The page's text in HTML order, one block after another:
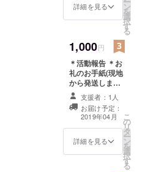
詳細を見る ン
を
選
択
す
る
1,000円
＊活動報告 ＊お
礼のお手紙(現地
から発送します)
＊ヘッドスパ&
トリートメント
支援者：1人
お届け予定：
2019年04月
詳細を見る
こ
の
リ
タ
ー
ン
を
選
択
す
る